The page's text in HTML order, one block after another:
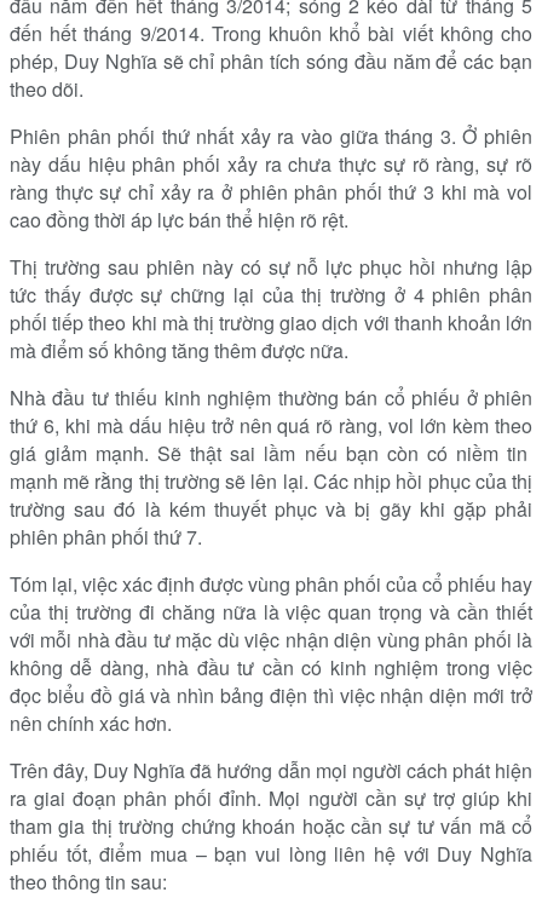
đầu năm đến hết tháng 3/2014; sóng 2 kéo dài từ tháng 5
đến hết tháng 9/2014. Trong khuôn khổ bài viết không cho
phép, Duy Nghĩa sẽ chỉ phân tích sóng đầu năm để các bạn
theo dõi.
Phiên phân phối thứ nhất xảy ra vào giữa tháng 3. Ở phiên
này dấu hiệu phân phối xảy ra chưa thực sự rõ ràng, sự rõ
ràng thực sự chỉ xảy ra ở phiên phân phối thứ 3 khi mà vol
cao đồng thời áp lực bán thể hiện rõ rệt.
Thị trường sau phiên này có sự nỗ lực phục hồi nhưng lập
tức thấy được sự chững lại của thị trường ở 4 phiên phân
phối tiếp theo khi mà thị trường giao dịch với thanh khoản lớn
mà điểm số không tăng thêm được nữa.
Nhà đầu tư thiếu kinh nghiệm thường bán cổ phiếu ở phiên
thứ 6, khi mà dấu hiệu trở nên quá rõ ràng, vol lớn kèm theo
giá giảm mạnh. Sẽ thật sai lầm nếu bạn còn có niềm tin
mạnh mẽ rằng thị trường sẽ lên lại. Các nhịp hồi phục của thị
trường sau đó là kém thuyết phục và bị gãy khi gặp phải
phiên phân phối thứ 7.
Tóm lại, việc xác định được vùng phân phối của cổ phiếu hay
của thị trường đi chăng nữa là việc quan trọng và cần thiết
với mỗi nhà đầu tư mặc dù việc nhận diện vùng phân phối là
không dễ dàng, nhà đầu tư cần có kinh nghiệm trong việc
đọc biểu đồ giá và nhìn bảng điện thì việc nhận diện mới trở
nên chính xác hơn.
Trên đây, Duy Nghĩa đã hướng dẫn mọi người cách phát hiện
ra giai đoạn phân phối đỉnh. Mọi người cần sự trợ giúp khi
tham gia thị trường chứng khoán hoặc cần sự tư vấn mã cổ
phiếu tốt, điểm mua – bạn vui lòng liên hệ với Duy Nghĩa
theo thông tin sau: